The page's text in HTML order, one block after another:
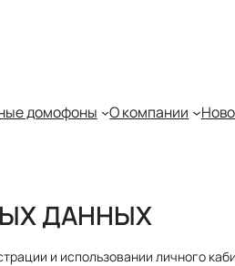
домофоны О компании
ДАННЫХ
и использовании личного